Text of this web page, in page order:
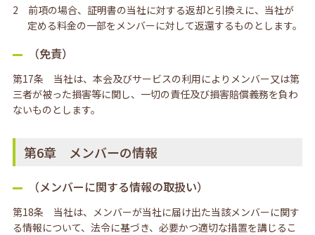
2 前項の場合、証明書の当社に対する返却と引換えに、当社が
定める料金の一部をメンバーに対して返還するものとします。
（免責）
第17条 当社は、本会及びサービスの利用によりメンバー又は第
三者が被った損害等に関し、一切の責任及び損害賠償義務を負わ
ないものとします。
第6章 メンバーの情報
（メンバーに関する情報の取扱い）
第18条 当社は、メンバーが当社に届け出た当該メンバーに関す
る情報について、法令に基づき、必要かつ適切な措置を講じるこ